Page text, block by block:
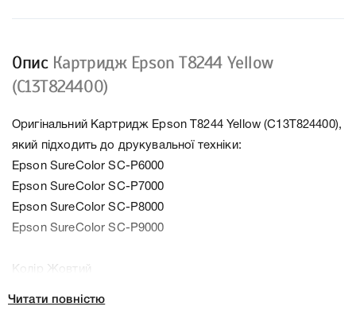
Опис Картридж Epson T8244 Yellow
(C13T824400)
Оригінальний Картридж Epson T8244 Yellow (C13T824400),
який підходить до друкувальної техніки:
Epson SureColor SC-P6000
Epson SureColor SC-P7000
Epson SureColor SC-P8000
Epson SureColor SC-P9000
Колір Жовтий
Читати повністю